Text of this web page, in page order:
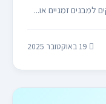
למבנים זמניים או...